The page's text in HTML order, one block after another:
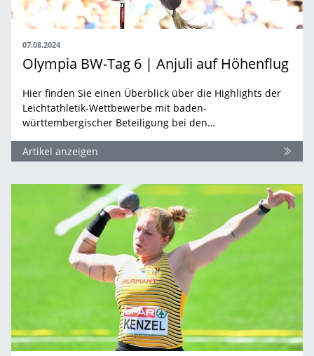
07.08.2024
Olympia BW-Tag 6 | Anjuli auf Höhenflug
Hier finden Sie einen Überblick über die Highlights der
Leichtathletik-Wettbewerbe mit baden-
württembergischer Beteiligung bei den…
Artikel anzeigen